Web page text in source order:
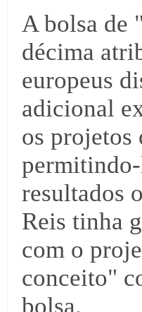
A bolsa de
décima
europeus
adicional
os projetos
resultados
Reis tinha
com o
conceito"
bolsa.